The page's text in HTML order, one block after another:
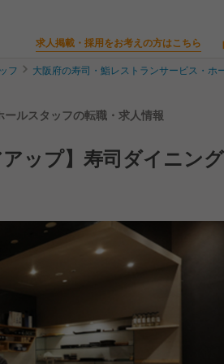
求人掲載・採用をお考えの方はこちら
フ 大阪府の寿司・鮨レストランサービス・ホ
ストランサービス・ホールスタッフの転職・求人情報
ップ】寿司ダイニング